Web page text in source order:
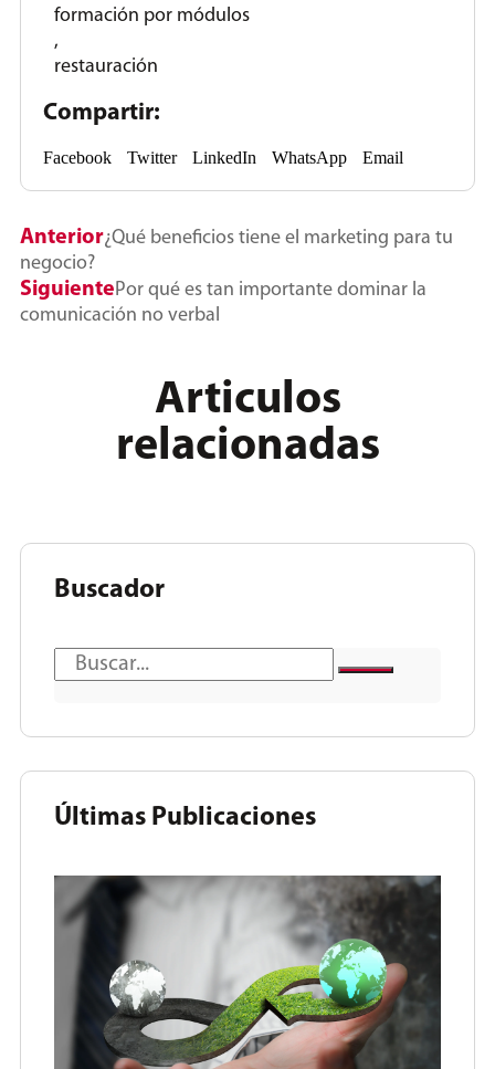
formación por módulos
,
restauración
Compartir:
Facebook Twitter LinkedIn WhatsApp Email
Anterior¿Qué beneficios tiene el marketing para tu
negocio?
SiguientePor qué es tan importante dominar la
comunicación no verbal
Articulos
relacionadas
Buscador
Últimas Publicaciones